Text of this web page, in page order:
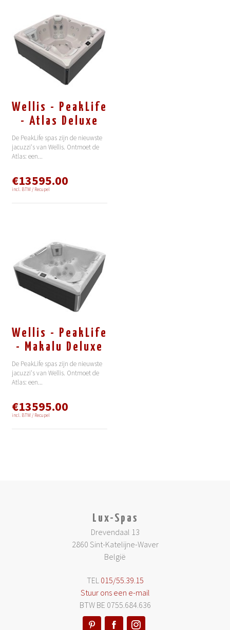
Wellis - PeakLife
- Atlas Deluxe
De PeakLife spas zijn de nieuwste
jacuzzi's van Wellis. Ontmoet de
Atlas: een...
€13595.00
incl. BTW / Recupel
Wellis - PeakLife
- Makalu Deluxe
De PeakLife spas zijn de nieuwste
jacuzzi's van Wellis. Ontmoet de
Atlas: een...
€13595.00
incl. BTW / Recupel
Lux-Spas
Drevendaal 13
2860 Sint-Katelijne-Waver
België
TEL 015/55.39.15
Stuur ons een e-mail
BTW BE 0755.684.636